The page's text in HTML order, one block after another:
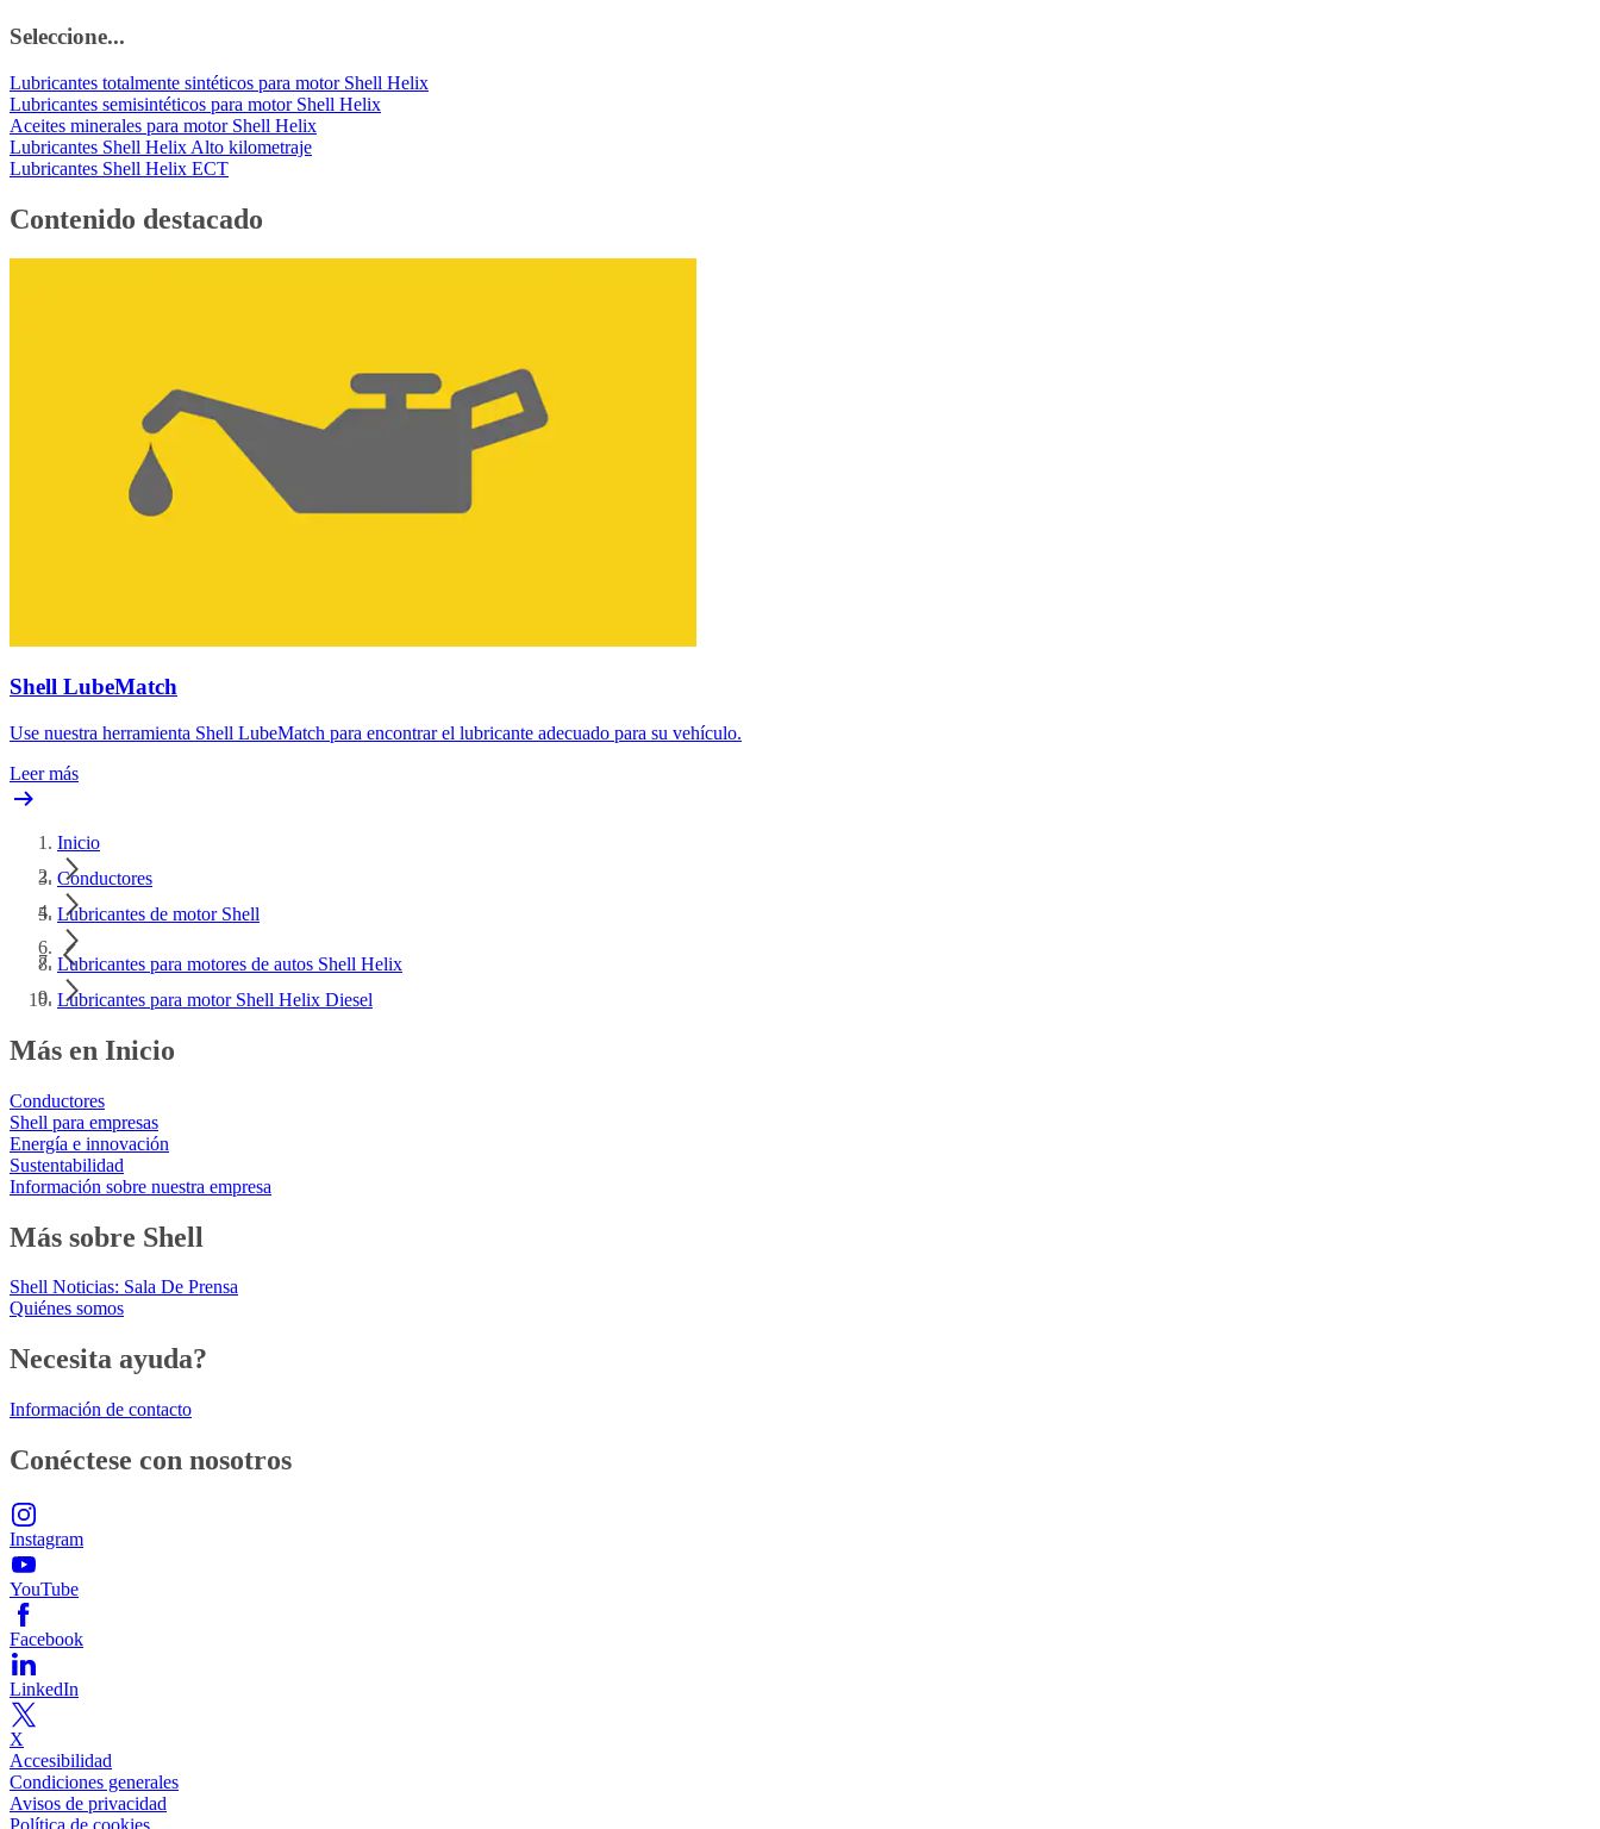
Seleccione...
Lubricantes totalmente sintéticos para motor Shell Helix
Lubricantes semisintéticos para motor Shell Helix
Aceites minerales para motor Shell Helix
Lubricantes Shell Helix Alto kilometraje
Lubricantes Shell Helix ECT
Contenido destacado
Shell LubeMatch
Use nuestra herramienta Shell LubeMatch para encontrar el lubricante adecuado para su vehículo.
Leer más
Inicio
Conductores
Lubricantes de motor Shell
Lubricantes para motores de autos Shell Helix
Lubricantes para motor Shell Helix Diesel
Más en Inicio
Conductores
Shell para empresas
Energía e innovación
Sustentabilidad
Información sobre nuestra empresa
Más sobre Shell
Shell Noticias: Sala De Prensa
Quiénes somos
Necesita ayuda?
Información de contacto
Conéctese con nosotros
Instagram
YouTube
Facebook
LinkedIn
X
Accesibilidad
Condiciones generales
Avisos de privacidad
Política de cookies